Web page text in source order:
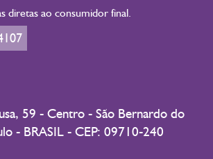
diretas ao consumidor final.
59 - Centro - São Bernardo do
- BRASIL - CEP: 09710-240